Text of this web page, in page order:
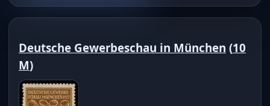
Deutsche Gewerbeschau in München (10
M)